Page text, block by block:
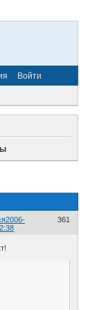
Войти
361
2006-